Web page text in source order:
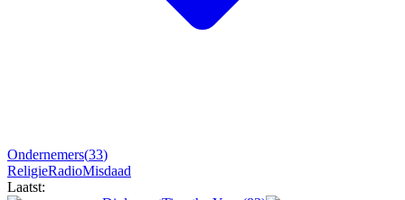
Ondernemers(33)
ReligieRadioMisdaad
Laatst: